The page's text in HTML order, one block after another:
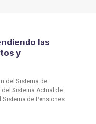
las
y
del Sistema de
del Sistema Actual de
Sistema de Pensiones